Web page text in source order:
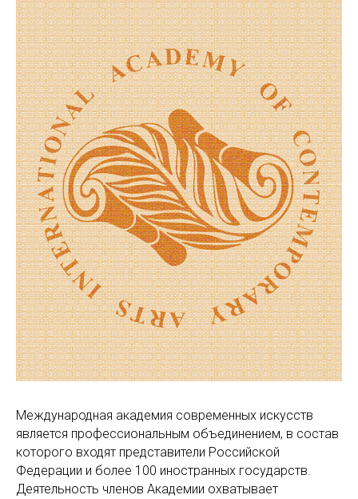
Международная академия современных искусств
является профессиональным объединением, в состав
которого входят представители Российской
Федерации и более 100 иностранных государств.
Деятельность членов Академии охватывает